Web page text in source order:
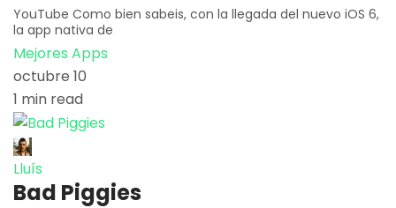
YouTube Como bien sabeis, con la llegada del nuevo iOS 6,
la app nativa de
Mejores Apps
octubre 10
1 min read
Lluís
Bad Piggies